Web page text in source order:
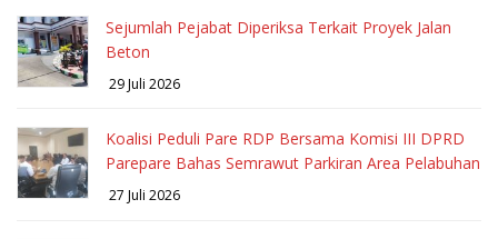
Sejumlah Pejabat Diperiksa Terkait Proyek Jalan
Beton
29 Juli 2026
Koalisi Peduli Pare RDP Bersama Komisi III DPRD
Parepare Bahas Semrawut Parkiran Area Pelabuhan
27 Juli 2026